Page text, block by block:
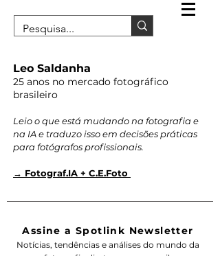
Leo Saldanha
25 anos no mercado fotográfico
brasileiro
Leio o que está mudando na fotografia e
na IA e traduzo isso em decisões práticas
para fotógrafos profissionais.
→ Fotograf.IA + C.E.Foto
Assine a Spotlink Newsletter
Notícias, tendências e análises do mundo da